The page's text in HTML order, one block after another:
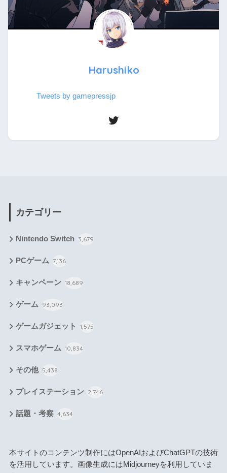
Harushiko
Tweets by gamepressjp
カテゴリー
Nintendo Switch 3,679
PCゲーム 7,136
キャンペーン 18,689
ゲーム 93,093
ゲームガジェット 1,575
スマホゲーム 10,834
その他 5,438
プレイステーション 2,746
話題・考察 4,634
本サイトのコンテンツ制作にはOpenAIおよびChatGPTの技術
を活用しています。画像生成にはMidjourneyを利用していま